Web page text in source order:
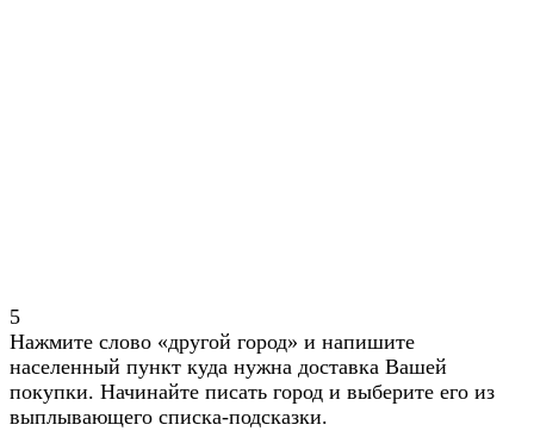
5
Нажмите слово «другой город» и напишите
населенный пункт куда нужна доставка Вашей
покупки. Начинайте писать город и выберите его из
выплывающего списка-подсказки.